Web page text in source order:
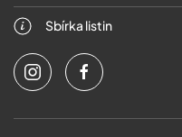
Sbírka listin